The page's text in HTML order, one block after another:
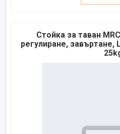
Стойка за таван
регулиране, завъртане,